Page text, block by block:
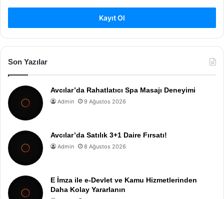
Kayıt Ol
Son Yazılar
Avcılar’da Rahatlatıcı Spa Masajı Deneyimi
Admin 9 Ağustos 2026
Avcılar’da Satılık 3+1 Daire Fırsatı!
Admin 8 Ağustos 2026
E İmza ile e-Devlet ve Kamu Hizmetlerinden
Daha Kolay Yararlanın